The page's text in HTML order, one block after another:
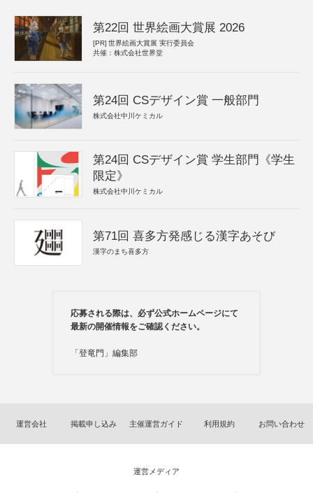
第22回 世界絵画大賞展 2026
[PR] 世界絵画大賞展 実行委員会
共催：株式会社世界堂
第24回 CSデザイン賞 一般部門
株式会社中川ケミカル
第24回 CSデザイン賞 学生部門《学生
限定》
株式会社中川ケミカル
第71回 喜多方発感じる漢字あそび
漢字のまち喜多方
応募される際は、必ず公式ホームページにて
最新の開催情報をご確認ください。
「登竜門」編集部
運営会社 掲載申し込み 主催運営ガイド 利用規約 お問い合わせ
運営メディア